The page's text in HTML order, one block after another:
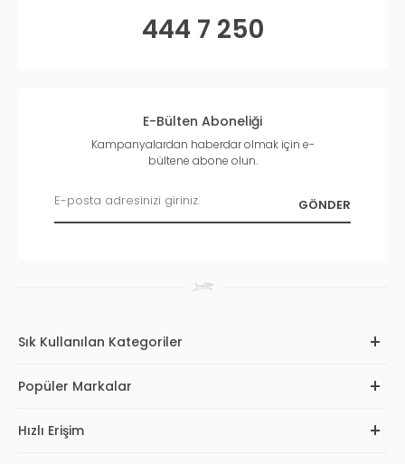
444 7 250
E-Bülten Aboneliği
Kampanyalardan haberdar olmak için e-
bültene abone olun.
Sık Kullanılan Kategoriler
Popüler Markalar
Hızlı Erişim